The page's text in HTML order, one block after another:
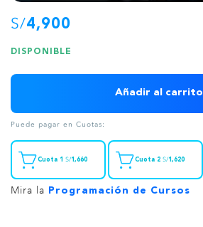
S/4,900
DISPONIBLE
Añadir al carrito
Puede pagar en Cuotas:
Cuota 1 S/1,660 Cuota 2 S/1,620
Mira la Programación de Cursos